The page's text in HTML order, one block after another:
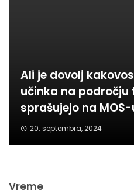
Ali je dovolj
učinka na področju
sprašujejo na MOS-
20. septembra, 2024
Vreme